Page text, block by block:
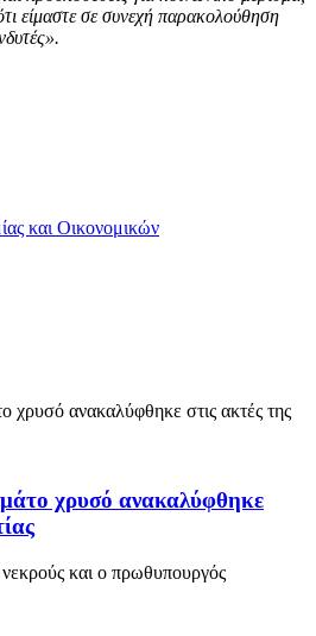
είμαστε σε συνεχή παρακολούθηση
και Οικονομικών
χρυσό ανακαλύφθηκε